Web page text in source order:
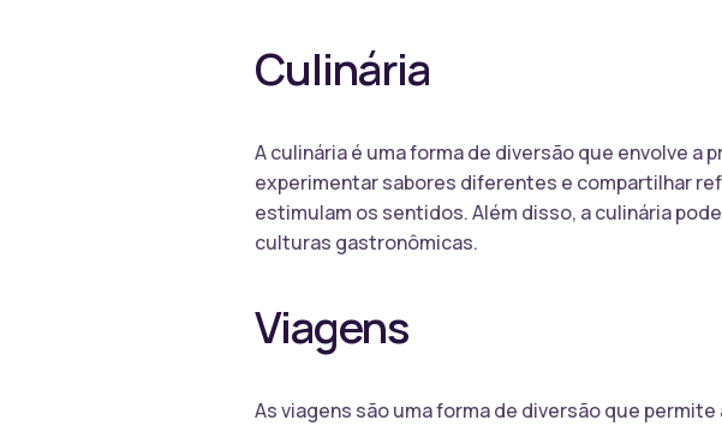
Culinária
A culinária é uma forma de diversão que envolve a
experimentar sabores diferentes e compartilhar
estimulam os sentidos. Além disso, a culinária
culturas gastronômicas.
Viagens
As viagens são uma forma de diversão que